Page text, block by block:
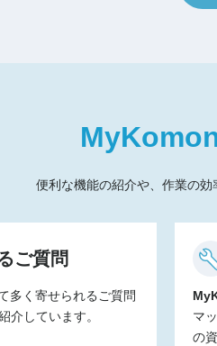
便利な機能の紹介や、作業の
ご質問
多く寄せられるご質問
介しています。
マ
の